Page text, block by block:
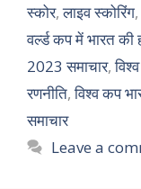
स्कोर,लाइव स्कोरिंग,
वर्ल्ड कप में भारत की
2023 समाचार,
रणनीति,विश्व कप
समाचार
Leave a